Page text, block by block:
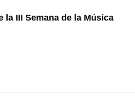
la III Semana de la Música